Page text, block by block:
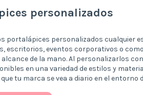
personalizados
portalápices personalizados cualquier
escritorios, eventos corporativos o
de la mano. Al personalizarlos
en una variedad de estilos y
tu marca se vea a diario en el